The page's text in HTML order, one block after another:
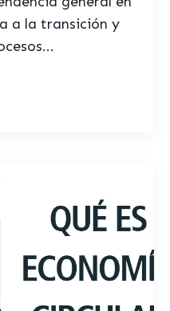
a la transición y